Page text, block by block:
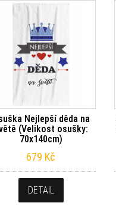
Nejlepší děda na
(Velikost osušky:
70x140cm)
679 Kč
DETAIL